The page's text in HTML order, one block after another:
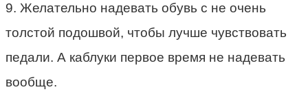
9. Желательно надевать обувь с не очень
толстой подошвой, чтобы лучше чувствовать
педали. А каблуки первое время не надевать
вообще.